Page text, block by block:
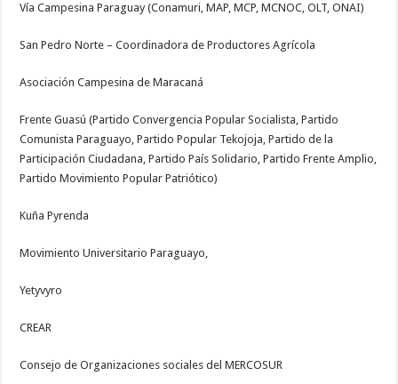
Vía Campesina Paraguay (Conamuri, MAP, MCP, MCNOC, OLT, ONAI)
San Pedro Norte – Coordinadora de Productores Agrícola
Asociación Campesina de Maracaná
Frente Guasú (Partido Convergencia Popular Socialista, Partido
Comunista Paraguayo, Partido Popular Tekojoja, Partido de la
Participación Ciudadana, Partido País Solidario, Partido Frente Amplio,
Partido Movimiento Popular Patriótico)
Kuña Pyrenda
Movimiento Universitario Paraguayo,
Yetyvyro
CREAR
Consejo de Organizaciones sociales del MERCOSUR